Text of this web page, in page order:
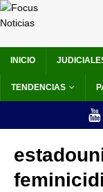
INICIO
TENDENCIAS